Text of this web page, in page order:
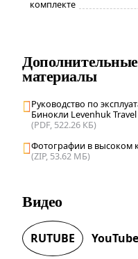
комплекте
Дополнительные
материалы
Руководство по
Бинокли Levenhuk
(PDF, 522.26 КБ)
Фотографии в высоком
(ZIP, 53.62 МБ)
Видео
RUTUBE YouTube